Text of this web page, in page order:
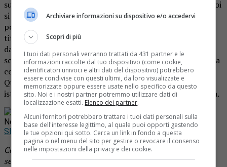
supermercato In’s di Caresanablot alle porte diVercelli, poi
si sono dati alla fuga. Peccato che all’interno ci fossero
poco più di mille euro, la cassa era stata svuotata dai
titolari la sera prima. Tanto sforzo e soprattutto tanto
danno insomma per poco nulla per i ladri che la notte
scorsa sono entrati in azione alle porte di Vercelli. La cassa
continua è stata fatta saltare con un paio di bombole.
Qualche settimana fa invece era stato il bancomat di un
istituto di credito di Cigliano ad essere fatto saltare in aria.
Rimani aggiornato seguendoci su Google
News!
SEGUICI
Continua a leggere le notizie di Notizia Oggi Borgosesia
segui la nostrapagina Facebook
Archiviare informazioni su dispositivo e/o accedervi
Scopri di più
I tuoi dati personali verranno trattati da 431 partner e le
informazioni raccolte dal tuo dispositivo (come cookie,
identificatori univoci e altri dati del dispositivo) potrebbero
essere condivise con questi ultimi, da loro visualizzate e
memorizzate oppure essere usate nello specifico da questo
sito. Noi e i nostri partner potremmo utilizzare dati di
localizzazione esatti. Elenco dei partner.
Alcuni fornitori potrebbero trattare i tuoi dati personali sulla
base dell'interesse legittimo, al quale puoi opporti gestendo
le tue opzioni qui sotto. Cerca un link in fondo a questa
pagina o nel menu del sito per gestire o revocare il consenso
nelle impostazioni della privacy e dei cookie.